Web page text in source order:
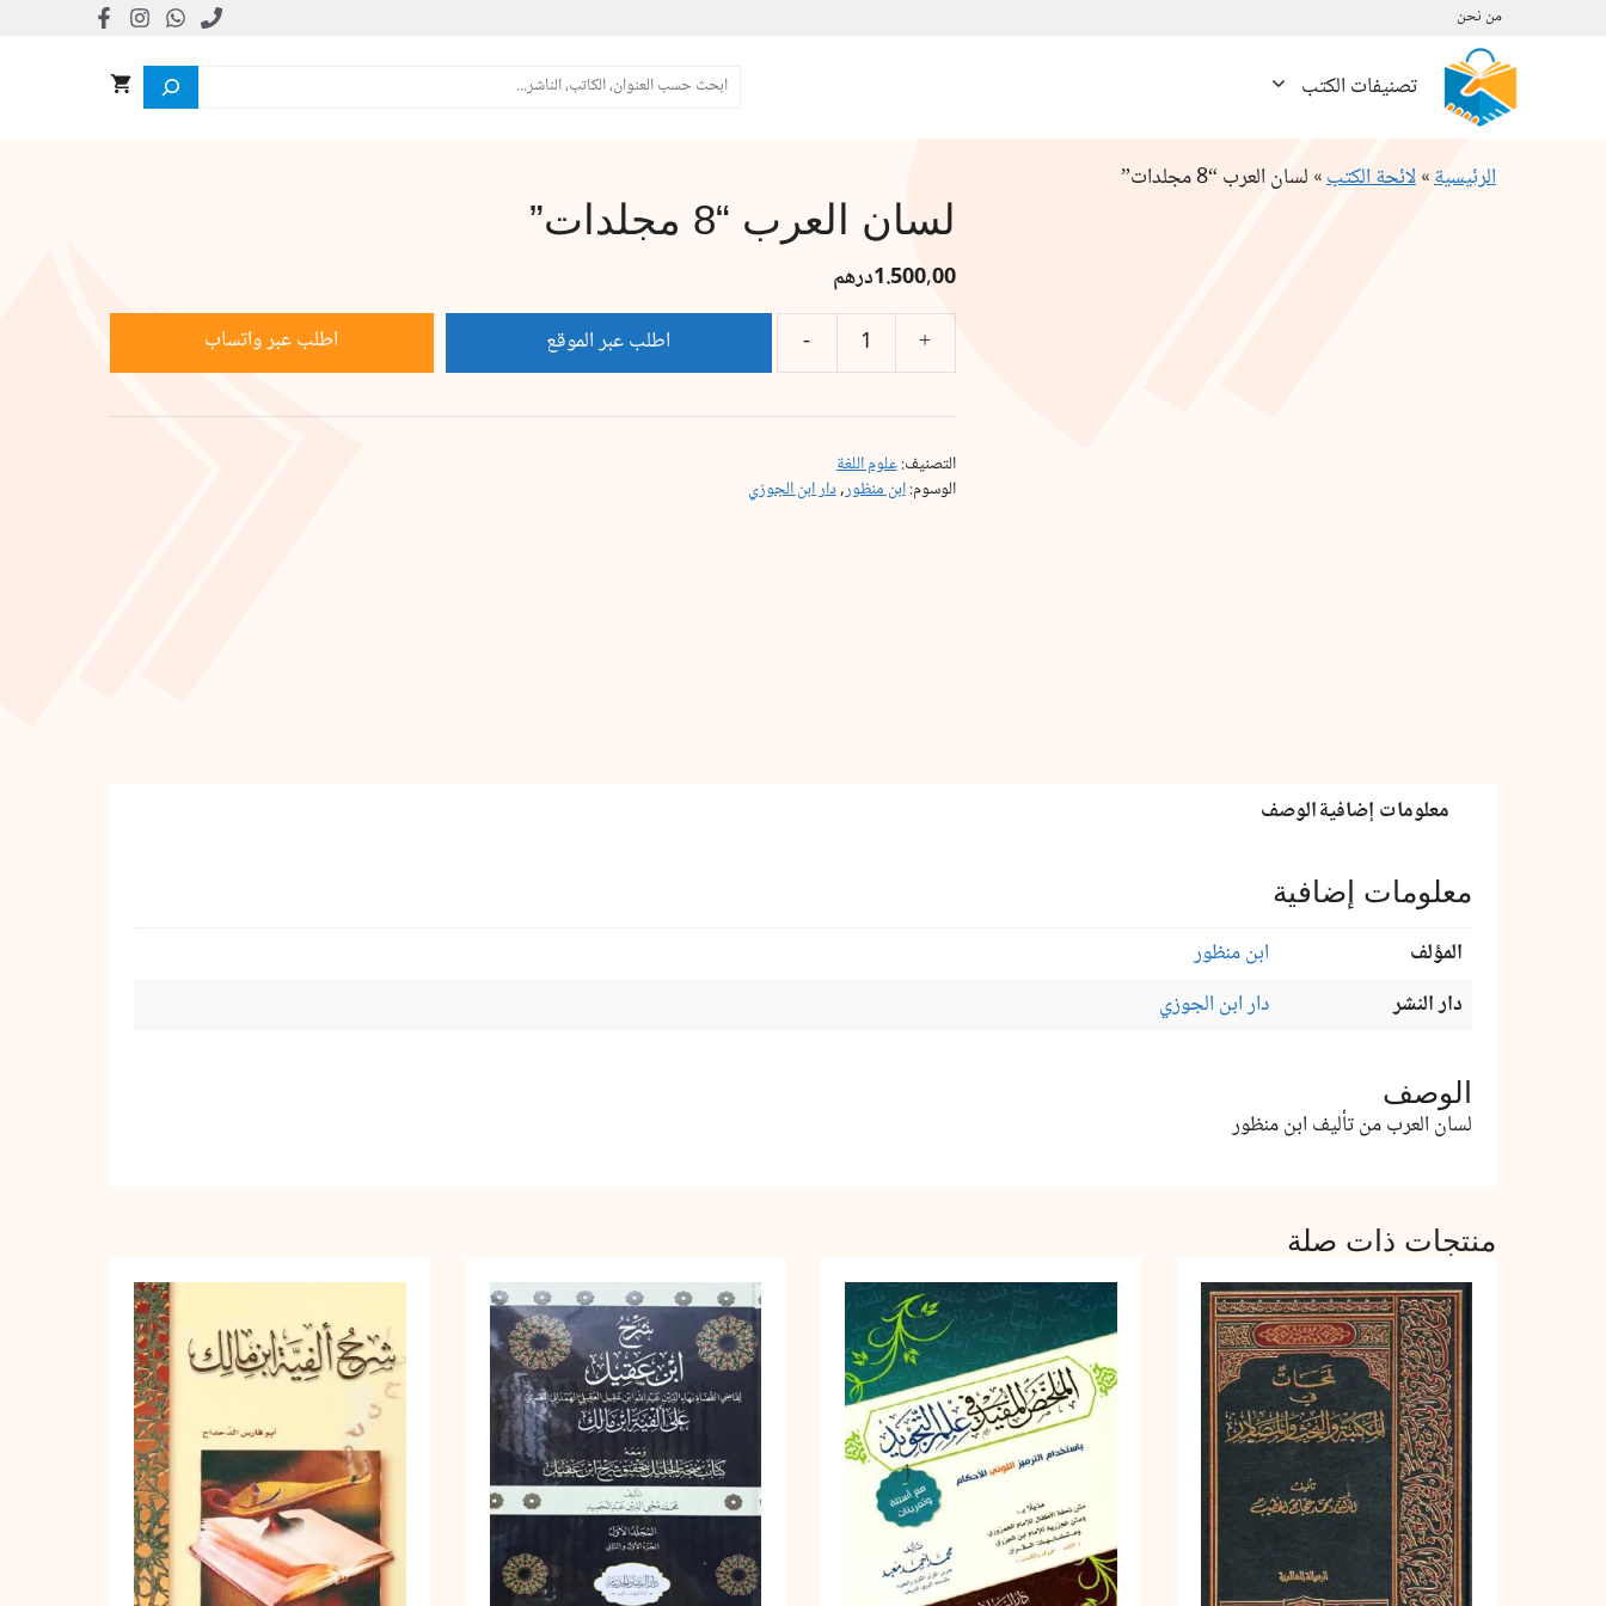
من نحن
تصنيفات الكتب البحث
الرئيسية»لائحة الكتب» لسان العرب “8 مجلدات”
لسان العرب “8 مجلدات”
1.500,00درهم
اطلب عبر الموقع اطلب عبر واتساب
التصنيف:علوم اللغة
الوسوم:ابن منظور,دار ابن الجوزي
معلومات إضافيةالوصف
معلومات إضافية
المؤلف
ابن منظور
دار النشر
دار ابن الجوزي
الوصف
لسان العرب من تأليف ابن منظور
منتجات ذات صلة